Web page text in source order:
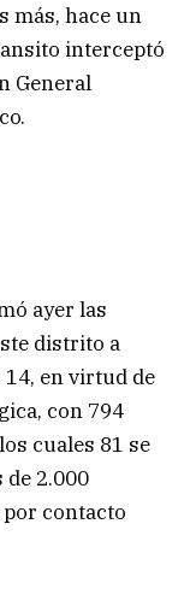
más, hace un
interceptó
General
ayer las
distrito a
en virtud de
con 794
cuales 81 se
de 2.000
contacto